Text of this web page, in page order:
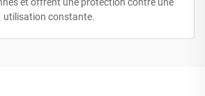
utilisation constante.